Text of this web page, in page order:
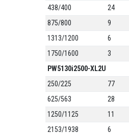
438/400
24
875/800
9
1313/1200
6
1750/1600
3
PW5130i2500-XL2U
250/225
77
625/563
28
1250/1125
11
2153/1938
6